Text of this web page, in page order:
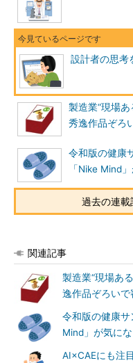
設計者の思考
製造業“現場
秀逸作品ぞろ
令和版の健康
「Nike Mind
過去の連載
関連記事
製造業“現場あ
逸作品ぞろいで
令和版の健康
Mind」が気に
AI×CAEにも注